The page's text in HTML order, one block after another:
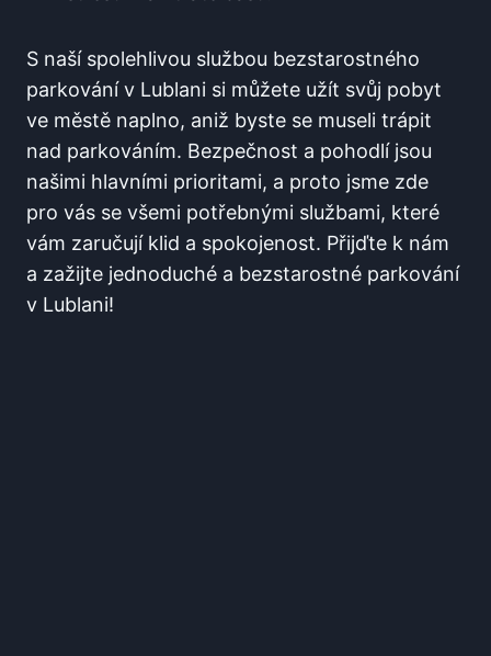
S naší spolehlivou službou bezstarostného
parkování v Lublani si můžete užít svůj pobyt
ve městě naplno, aniž byste se museli trápit
nad parkováním. Bezpečnost a pohodlí jsou
našimi hlavními prioritami, a proto jsme zde
pro vás se všemi potřebnými službami, které
vám zaručují klid a spokojenost. Přijďte k nám
a zažijte jednoduché a bezstarostné parkování
v Lublani!